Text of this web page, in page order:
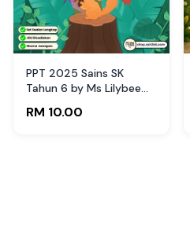
PPT 2025 Sains SK
Tahun 6 by Ms Lilybee
RM 10.00